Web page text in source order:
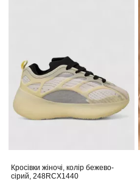
Кросівки жіночі, колір бежево-
сірий, 248RCX1440